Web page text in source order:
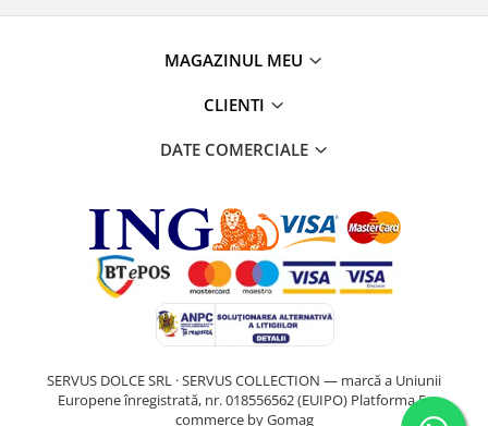
MAGAZINUL MEU
CLIENTI
DATE COMERCIALE
SERVUS DOLCE SRL · SERVUS COLLECTION — marcă a Uniunii
Europene înregistrată, nr. 018556562 (EUIPO) Platforma E-
commerce by Gomag